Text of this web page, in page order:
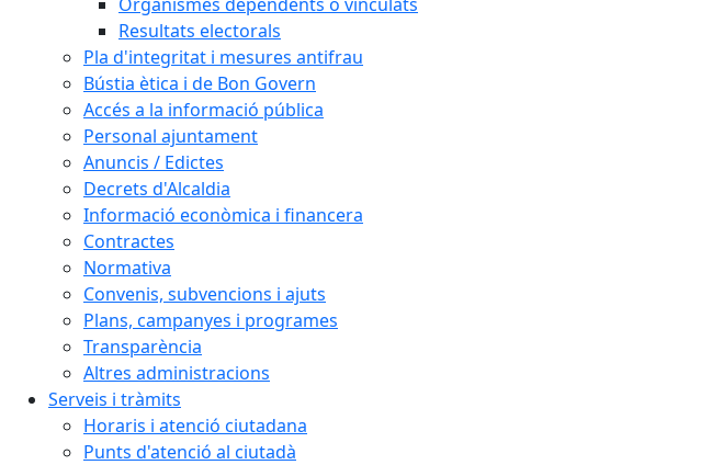
Resultats electorals
Pla d'integritat i mesures antifrau
Bústia ètica i de Bon Govern
Accés a la informació pública
Personal ajuntament
Anuncis / Edictes
Decrets d'Alcaldia
Informació econòmica i financera
Contractes
Normativa
Convenis, subvencions i ajuts
Plans, campanyes i programes
Transparència
Altres administracions
Serveis i tràmits
Horaris i atenció ciutadana
Punts d'atenció al ciutadà